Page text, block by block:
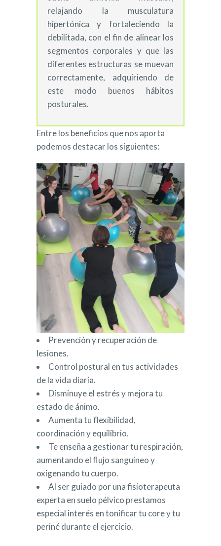
relajando la musculatura
hipertónica y fortaleciendo la
debilitada, con el fin de alinear los
segmentos corporales y que las
diferentes estructuras se muevan
correctamente, adquiriendo de
este modo buenos hábitos
posturales.
Entre los beneficios que nos aporta
podemos destacar los siguientes:
Prevención y recuperación de
lesiones.
Control postural en tus actividades
de la vida diaria.
Disminuye el estrés y mejora tu
estado de ánimo.
Aumenta tu flexibilidad,
coordinación y equilibrio.
Te enseña a gestionar tu respiración,
aumentando el flujo sanguíneo y
oxigenando tu cuerpo.
Al ser guiado por una fisioterapeuta
experta en suelo pélvico prestamos
especial interés en tonificar tu core y tu
periné durante el ejercicio.